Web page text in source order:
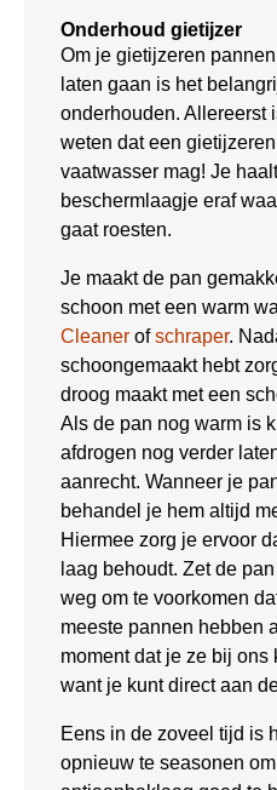
Onderhoud gietijzer
Om je gietijzeren
laten gaan is het
onderhouden. Allereerst
weten dat een
vaatwasser mag! Je
beschermlaagje eraf
gaat roesten.
Je maakt de pan
schoon met een warm
Cleaner ofschraper.
schoongemaakt hebt
droog maakt met een
Als de pan nog warm is
afdrogen nog verder
aanrecht. Wanneer je
behandel je hem altijd
Hiermee zorg je ervoor
laag behoudt. Zet de
weg om te voorkomen
meeste pannen hebben
moment dat je ze bij
want je kunt direct aan
Eens in de zoveel tijd is
opnieuw te seasonen